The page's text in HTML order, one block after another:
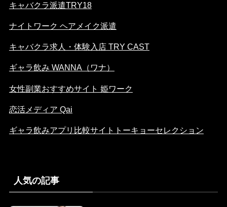
キャバクラ派遣TRY18
ナイトワーク ヘアメイク派遣
キャバクラ求人・体験入店 TRY CAST
ギャラ飲み WANNA（ワナ）
女性副業おすすめサイト 姫ワーク
恋活メディア Qai
ギャラ飲みアプリ比較サイトトーキョーセレクション
人気の記事